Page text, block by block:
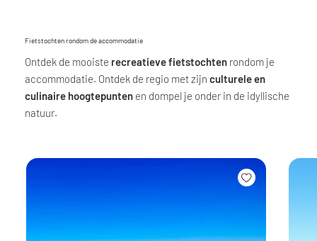
Fietstochten rondom de accommodatie
Ontdek de mooiste recreatieve fietstochten rondom je
accommodatie. Ontdek de regio met zijn culturele en
culinaire hoogtepunten en dompel je onder in de idyllische
natuur.